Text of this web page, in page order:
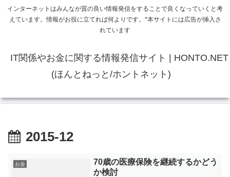
インターネットはみんなが質の良い情報発信をすることで良くなっていくと考
えています。情報がお役に立てれば何よりです。*本サイトには広告が挿入さ
れています
IT関係やお金に関する情報発信サイト | HONTO.NET
(ほんとねっと/ホントネット)
2015-12
お金
70歳の医療保険を継続するかどう
か検討